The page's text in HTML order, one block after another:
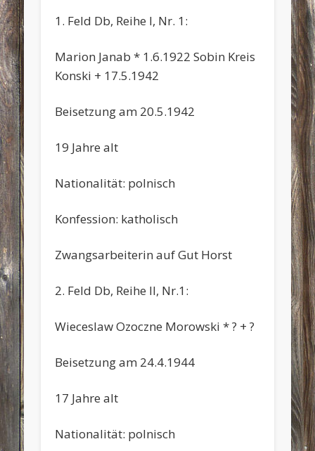
1. Feld Db, Reihe I, Nr. 1:
Marion Janab * 1.6.1922 Sobin Kreis
Konski + 17.5.1942
Beisetzung am 20.5.1942
19 Jahre alt
Nationalität: polnisch
Konfession: katholisch
Zwangsarbeiterin auf Gut Horst
2. Feld Db, Reihe II, Nr.1:
Wieceslaw Ozoczne Morowski * ? + ?
Beisetzung am 24.4.1944
17 Jahre alt
Nationalität: polnisch